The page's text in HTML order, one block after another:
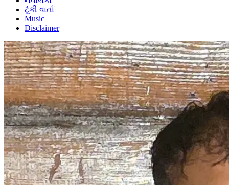
ટૂંકી વાર્તા
Music
Disclaimer